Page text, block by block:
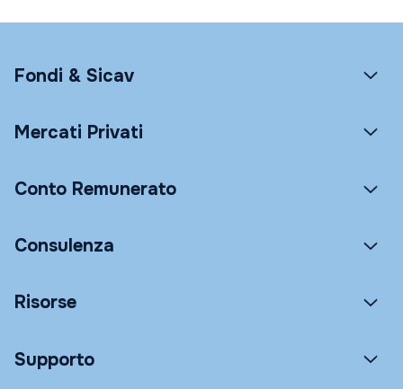
Fondi & Sicav
Mercati Privati
Conto Remunerato
Consulenza
Risorse
Supporto